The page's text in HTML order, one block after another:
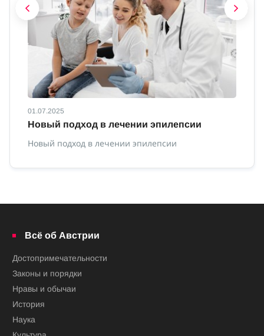
01.07.2025
Новый подход в лечении эпилепсии
Новый подход в лечении эпилепсии
Всё об Австрии
Достопримечательности
Законы и порядки
Нравы и обычаи
История
Наука